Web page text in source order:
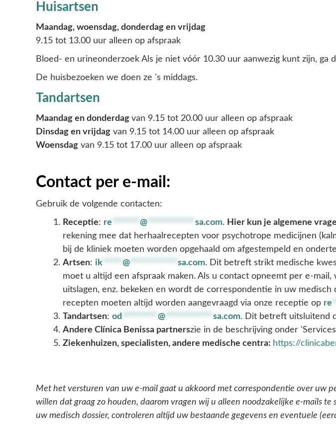
Huisartsen
Maandag, woensdag, donderdag en vrijdag
9.15 tot 13.00 uur alleen op afspraak
Bloed- en urineonderzoek Als je niet vóór 10.30 uur aanwezig kunt zijn, ga
De huisbezoeken we doen ze 's middags.
Tandartsen
Maandag en donderdag van 9.15 tot 20.00 uur alleen op afspraak
Dinsdag en vrijdag van 9.15 tot 14.00 uur alleen op afspraak
Woensdag van 9.15 tot 17.00 uur alleen op afspraak
Contact per e-mail:
Gebruik de volgende contacten:
Receptie: re ******* @ ************ sa.com. Hier kun je algemene
rekening mee dat herhaalrecepten voor psychotrope medicijnen
bij de kliniek moeten worden opgehaald om afgestempeld en
Artsen: ik ***** @ ************ sa.com. Dit betreft strikt medische
moet u altijd een afspraak maken. Als u contact opneemt per e-
uitslagen, enz. bekeken en wordt de correspondentie in uw
recepten moeten altijd worden aangevraagd via onze receptie op re
Tandartsen: od ********* @ ************ sa.com. Dit betreft uitsluitend
Andere Clínica Benissa partnerszie in de beschrijving onder
Ziekenhuizen, specialisten, andere medische centra: https://
Met het versturen van uw e-mail gaat u akkoord met correspondentie over uw
willen dat graag zo houden, daarom vragen wij u alleen noodzakelijke e-mails
uw medisch dossier, controleren altijd uw bestaande gegevens en eventuele